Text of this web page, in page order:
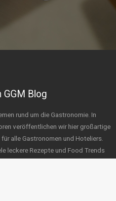
GGM Blog
rund um die Gastronomie. In
veröffentlichen wir hier großartige
alle Gastronomen und Hoteliers.
leckere Rezepte und Food Trends